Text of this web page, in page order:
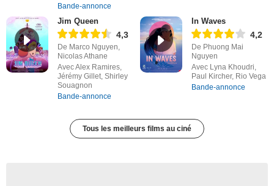
Bande-annonce
Jim Queen
4,3
De Marco Nguyen,
Nicolas Athane
Avec Alex Ramires,
Jérémy Gillet, Shirley
Souagnon
Bande-annonce
In Waves
4,2
De Phuong Mai
Nguyen
Avec Lyna Khoudri,
Paul Kircher, Rio Vega
Bande-annonce
Tous les meilleurs films au ciné